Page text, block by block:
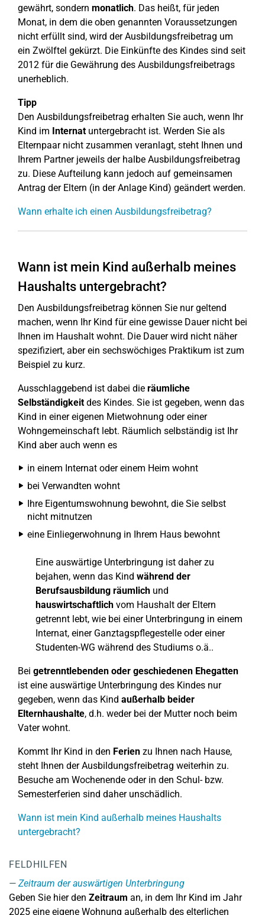
gewährt, sondern monatlich. Das heißt, für jeden
Monat, in dem die oben genannten Voraussetzungen
nicht erfüllt sind, wird der Ausbildungsfreibetrag um
ein Zwölftel gekürzt. Die Einkünfte des Kindes sind seit
2012 für die Gewährung des Ausbildungsfreibetrags
unerheblich.
Tipp
Den Ausbildungsfreibetrag erhalten Sie auch, wenn Ihr
Kind im Internatuntergebracht ist. Werden Sie als
Elternpaar nicht zusammen veranlagt, steht Ihnen und
Ihrem Partner jeweils der halbe Ausbildungsfreibetrag
zu. Diese Aufteilung kann jedoch auf gemeinsamen
Antrag der Eltern (in der Anlage Kind) geändert werden.
Wann erhalte ich einen Ausbildungsfreibetrag?
Wann ist mein Kind außerhalb meines
Haushalts untergebracht?
Den Ausbildungsfreibetrag können Sie nur geltend
machen, wenn Ihr Kind für eine gewisse Dauer nicht bei
Ihnen im Haushalt wohnt. Die Dauer wird nicht näher
spezifiziert, aber ein sechswöchiges Praktikum ist zum
Beispiel zu kurz.
Ausschlaggebend ist dabei die räumliche
Selbständigkeitdes Kindes. Sie ist gegeben, wenn das
Kind in einer eigenen Mietwohnung oder einer
Wohngemeinschaft lebt. Räumlich selbständig ist Ihr
Kind aber auch wenn es
in einem Internat oder einem Heim wohnt
bei Verwandten wohnt
Ihre Eigentumswohnung bewohnt, die Sie selbst
nicht mitnutzen
eine Einliegerwohnung in Ihrem Haus bewohnt
Eine auswärtige Unterbringung ist daher zu
bejahen, wenn das Kind während der
Berufsausbildung räumlich und
hauswirtschaftlich vom Haushalt der Eltern
getrennt lebt, wie bei einer Unterbringung in einem
Internat, einer Ganztagspflegestelle oder einer
Studenten-WG während des Studiums o.ä..
Bei getrenntlebenden oder geschiedenen Ehegatten
ist eine auswärtige Unterbringung des Kindes nur
gegeben, wenn das Kind außerhalb beider
Elternhaushalte, d.h. weder bei der Mutter noch beim
Vater wohnt.
Kommt Ihr Kind in den Ferien zu Ihnen nach Hause,
steht Ihnen der Ausbildungsfreibetrag weiterhin zu.
Besuche am Wochenende oder in den Schul- bzw.
Semesterferien sind daher unschädlich.
Wann ist mein Kind außerhalb meines Haushalts
untergebracht?
FELDHILFEN
Zeitraum der auswärtigen Unterbringung
Geben Sie hier den Zeitraum an, in dem Ihr Kind im Jahr
2025 eine eigene Wohnung außerhalb des elterlichen